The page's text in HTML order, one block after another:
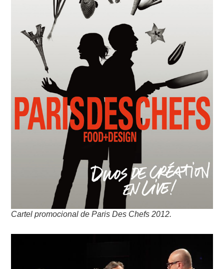
Cartel promocional de Paris Des Chefs 2012.